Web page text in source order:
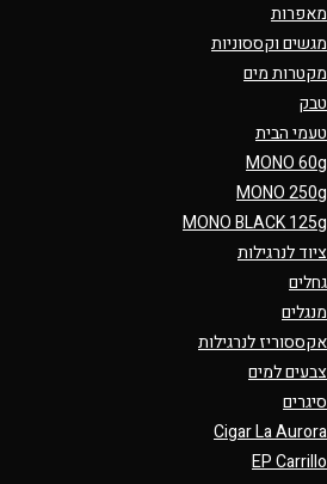
מאפרות
מגשים וקססוניות
מקטרות מים
טבק
טעמי הבית
MONO 60g
MONO 250g
MONO BLACK 125g
ציוד לנרגילות
גחלים
מנגלים
אקססוריז לנרגילות
צבעים למים
סיגרים
Cigar La Aurora
EP Carrillo